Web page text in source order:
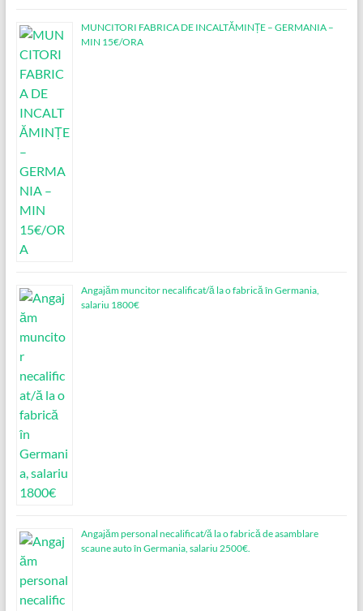
MUNCITORI FABRICA DE INCALTĂMINȚE – GERMANIA –
MIN 15€/ORA
Angajăm muncitor necalificat/ă la o fabrică în Germania,
salariu 1800€
Angajăm personal necalificat/ă la o fabrică de asamblare
scaune auto în Germania, salariu 2500€.